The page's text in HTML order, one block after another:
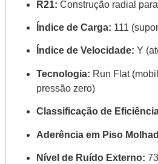
R21: Construção radial
Índice de Carga: 111
Índice de Velocidade: Y
Tecnologia: Run Flat
pressão zero)
Classificação de
Aderência em Piso
Nível de Ruído Externo: